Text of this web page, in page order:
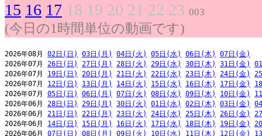
15 16 17 18 19 20 21 22 23 003
(今日の1時間単位の動画です)
2026年08月 02日(日) 03日(月) 04日(火) 05日(水) 06日(木)
07日(金)
2026年07月 26日(日) 27日(月) 28日(火) 29日(水) 30日(木) 31日(金)
2026年07月 19日(日) 20日(月) 21日(火) 22日(水) 23日(木) 24日(金)
2026年07月 12日(日) 13日(月) 14日(火) 15日(水) 16日(木) 17日(金)
2026年07月 05日(日) 06日(月) 07日(火) 08日(水) 09日(木) 10日(金)
2026年06月 28日(日) 29日(月) 30日(火) 01日(水) 02日(木) 03日(金)
2026年06月 21日(日) 22日(月) 23日(火) 24日(水) 25日(木) 26日(金)
2026年06月 14日(日) 15日(月) 16日(火) 17日(水) 18日(木) 19日(金)
2026年06月 07日(日) 08日(月) 09日(火) 10日(水) 11日(木) 12日(金)